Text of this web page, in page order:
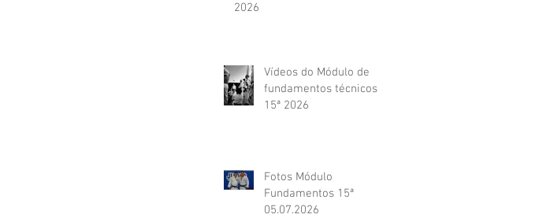
2026
Vídeos do Módulo de
fundamentos técnicos
15ª 2026
Fotos Módulo
Fundamentos 15ª
05.07.2026